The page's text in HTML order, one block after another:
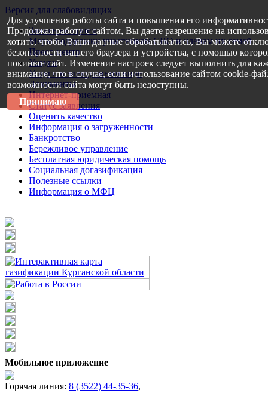
Версия для слабовидящих
Запись на прием
Меры поддержки участникам СВО и членам их семей
Пресс-центр
Услуги
Услуги в электронном виде
Документы
Интернет-приемная
Статус заявления
Оценить качество
Информация о загруженности
Банкротство
Бережливое управление
Бесплатная юридическая помощь
Социальная догазификация
Полезные ссылки
Информация о МФЦ
Мобильное приложение
Горячая линия: 8 (3522) 44-35-36,
Для улучшения работы сайта и повышения его
Продолжая работу с сайтом, Вы даете разрешение на
хотите, чтобы Ваши данные обрабатывались, Вы можете
безопасности вашего браузера и устройства, с помощью
покиньте сайт. Изменение настроек следует выполнить для
внимание, что в случае, если использование сайтом cookie-
возможности сайта могут быть недоступны.
Принимаю